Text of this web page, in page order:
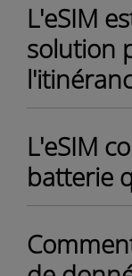
L'eSIM
solution
L'eSIM
batterie